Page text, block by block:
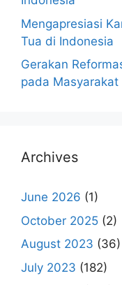
Mengapresiasi
Tua di Indonesia
Gerakan
pada Masyarakat
Archives
June 2026 (1)
October 2025 (2)
August 2023 (36)
July 2023 (182)